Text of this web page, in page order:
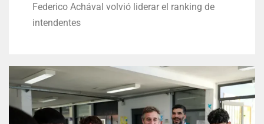
Federico Achával volvió liderar el ranking de
intendentes